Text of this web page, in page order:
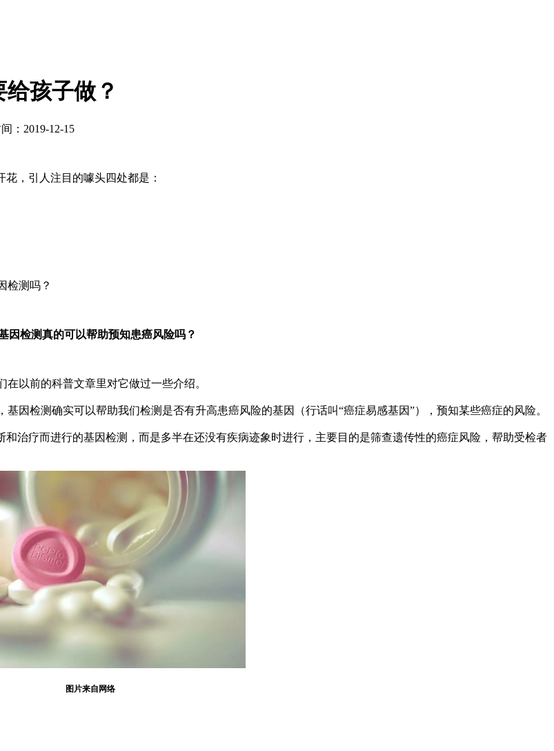
孩子做？
：2019-12-15
，引人注目的噱头四处都是：
检测吗？
因检测真的可以帮助预知患癌风险吗？
以前的科普文章里对它做过一些介绍。
检测确实可以帮助我们检测是否有升高患癌风险的基因（行话叫“癌症易感基因”），预知某些癌症的风险。
疗而进行的基因检测，而是多半在还没有疾病迹象时进行，主要目的是筛查遗传性的癌症风险，帮助受检者
图片来自网络